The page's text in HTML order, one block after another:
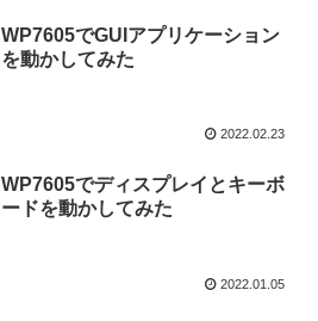
WP7605でGUIアプリケーション
を動かしてみた
2022.02.23
WP7605でディスプレイとキーボ
ードを動かしてみた
2022.01.05